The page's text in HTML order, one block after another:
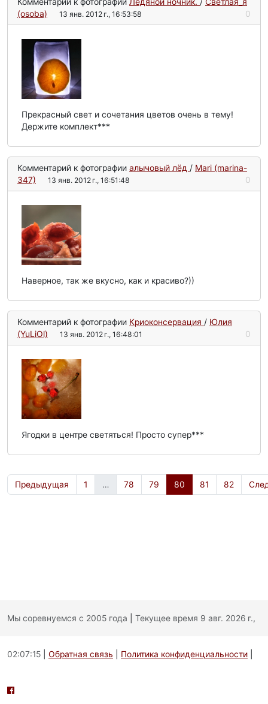
(osoba)
13 янв. 2012 г., 16:53:58 0
Прекрасный свет и сочетания цветов очень в тему!
Держите комплект***
Комментарий к фотографии алычовый лёд / Mari (marina-
347)
13 янв. 2012 г., 16:51:48 0
Наверное, так же вкусно, как и красиво?))
Комментарий к фотографии Криоконсервация / Юлия
(YuLiOl)
13 янв. 2012 г., 16:48:01 0
Ягодки в центре светяться! Просто супер***
Предыдущая 1 … 78 79 80 81 82
Мы соревнуемся с 2005 года Текущее время 9 авг. 2026 г.,
02:07:15 Обратная связь Политика конфиденциальности